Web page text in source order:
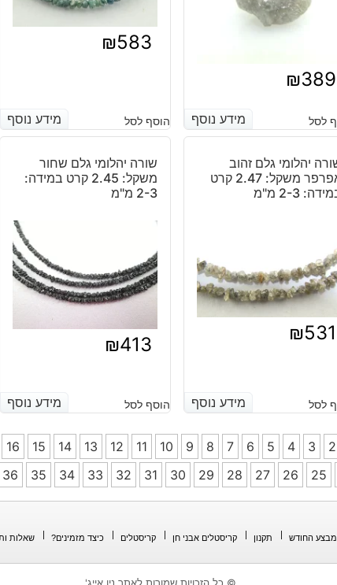
₪389
מידע נוסף לסל מידע נוסף
₪583
מידע נוסף הוסף לסל מידע נוסף
יהלומי גלם זהוב
אפרפר משקל: 2.47 קרט
2-3 מ"מ
₪531
מידע נוסף לסל מידע נוסף
שורה יהלומי גלם שחור
משקל: 2.45 קרט במידה:
2-3 מ"מ
₪413
מידע נוסף הוסף לסל מידע נוסף
2
3
4
5
6
7
8
9
10
11
12
13
14
15
16
25
26
27
28
29
30
31
32
33
34
35
36
מבצע החודש תקנון קריסטלים אבני חן קריסטלים כיצד מזמינים? שאלות